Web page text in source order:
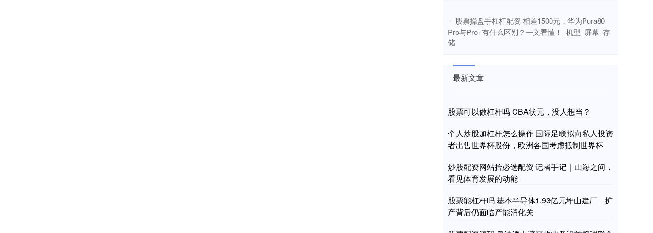
· ​股票操盘手杠杆配资 相差1500元，华为Pura80
Pro与Pro+有什么区别？一文看懂！_机型_屏幕_存
储
最新文章
股票可以做杠杆吗 CBA状元，没人想当？
个人炒股加杠杆怎么操作 国际足联拟向私人投资
者出售世界杯股份，欧洲各国考虑抵制世界杯
炒股配资网站拾必选配资 记者手记｜山海之间，
看见体育发展的动能
股票能杠杆吗 基本半导体1.93亿元坪山建厂，扩
产背后仍面临产能消化关